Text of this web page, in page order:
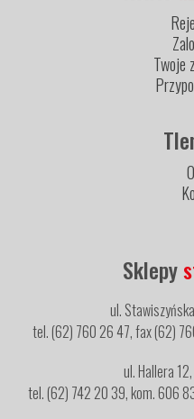
Twoje
Sklepy
ul.
tel. (62) 760 26 47, fax (62)
ul. Hallera
tel. (62) 742 20 39, kom. 606